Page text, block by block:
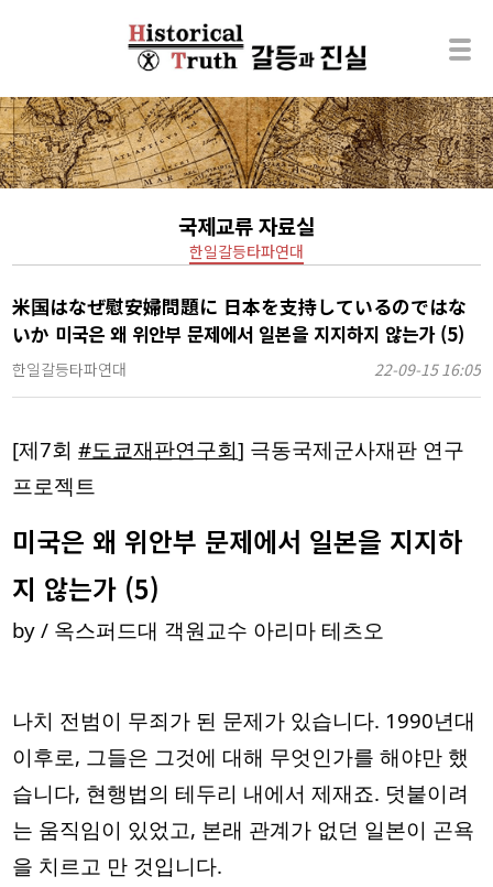
국제교류 자료실
한일갈등타파연대
米国はなぜ慰安婦問題に 日本を支持しているのではな
いか 미국은 왜 위안부 문제에서 일본을 지지하지 않는가 (5)
한일갈등타파연대 22-09-15 16:05
[제7회#도쿄재판연구회] 극동국제군사재판 연구
프로젝트
미국은 왜 위안부 문제에서 일본을 지지하
지 않는가 (5)
by / 옥스퍼드대 객원교수 아리마 테츠오
나치 전범이 무죄가 된 문제가 있습니다. 1990년대
이후로, 그들은 그것에 대해 무엇인가를 해야만 했
습니다, 현행법의 테두리 내에서 제재죠. 덧붙이려
는 움직임이 있었고, 본래 관계가 없던 일본이 곤욕
을 치르고 만 것입니다.